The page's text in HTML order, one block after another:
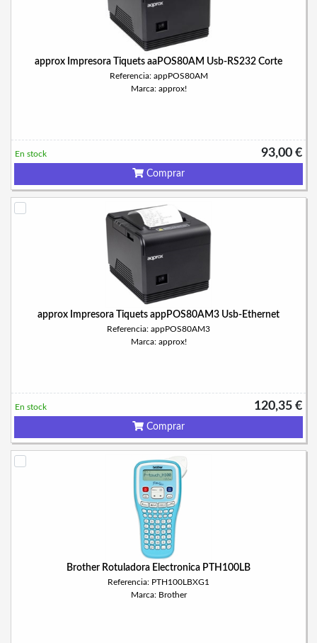
approx Impresora Tiquets aaPOS80AM Usb-RS232 Corte
Referencia: appPOS80AM
Marca: approx!
93,00 €
En stock
Comprar
approx Impresora Tiquets appPOS80AM3 Usb-Ethernet
Referencia: appPOS80AM3
Marca: approx!
120,35 €
En stock
Comprar
Brother Rotuladora Electronica PTH100LB
Referencia: PTH100LBXG1
Marca: Brother